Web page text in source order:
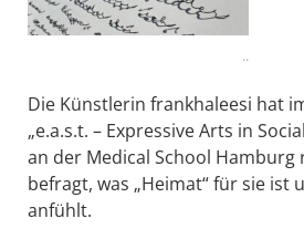
..
Die Künstlerin frankhaleesi hat
„e.a.s.t. – Expressive Arts in
an der Medical School Hamburg
befragt, was „Heimat“ für sie ist
anfühlt.